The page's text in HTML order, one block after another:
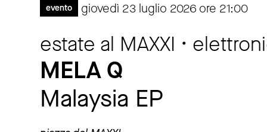
evento giovedì 23 luglio 2026 ore 21:00
estate al MAXXI •
MELA Q
Malaysia EP